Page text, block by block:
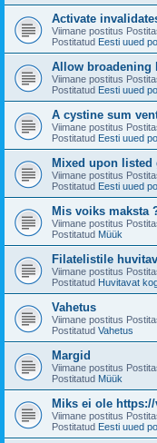
Activate
Viimane postitus
Postitatud Eesti uued
Allow broadening
Viimane postitus
Postitatud Eesti uued
A cystine sum
Viimane postitus
Postitatud Eesti uued
Mixed upon listed
Viimane postitus
Postitatud Eesti uued
Mis voiks maksta
Viimane postitus
Postitatud Müük
Filatelistile
Viimane postitus
Postitatud Huvitavat
Vahetus
Viimane postitus
Postitatud Vahetus
Margid
Viimane postitus
Postitatud Müük
Miks ei ole
Viimane postitus
Postitatud Eesti uued